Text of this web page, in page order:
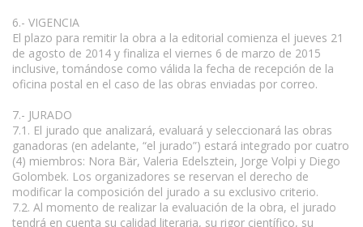
6.- VIGENCIA
El plazo para remitir la obra a la editorial comienza el jueves 21
de agosto de 2014 y finaliza el viernes 6 de marzo de 2015
inclusive, tomándose como válida la fecha de recepción de la
oficina postal en el caso de las obras enviadas por correo.
7.- JURADO
7.1. El jurado que analizará, evaluará y seleccionará las obras
ganadoras (en adelante, “el jurado”) estará integrado por cuatro
(4) miembros: Nora Bär, Valeria Edelsztein, Jorge Volpi y Diego
Golombek. Los organizadores se reservan el derecho de
modificar la composición del jurado a su exclusivo criterio.
7.2. Al momento de realizar la evaluación de la obra, el jurado
tendrá en cuenta su calidad literaria, su rigor científico, su